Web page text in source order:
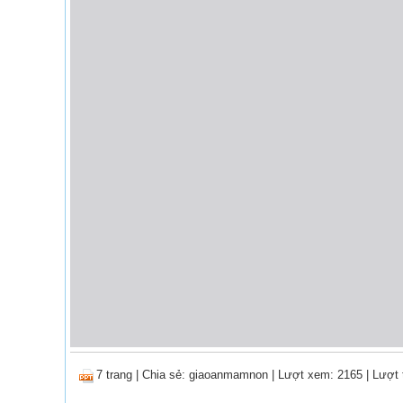
7 trang Chia sẻ: giaoanmamnon | Lượt xem: 2165 | Lượt